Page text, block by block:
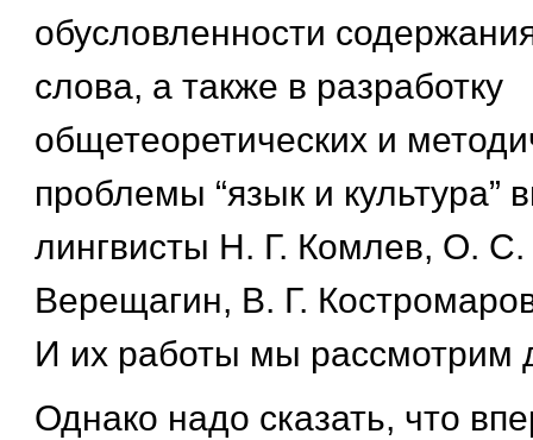
обусловленности
слова, а также в разработку
общетеоретических и
проблемы “язык и культура”
лингвисты Н. Г. Комлев, О.
Верещагин, В. Г.
И их работы мы рассмотрим
Однако надо сказать, что